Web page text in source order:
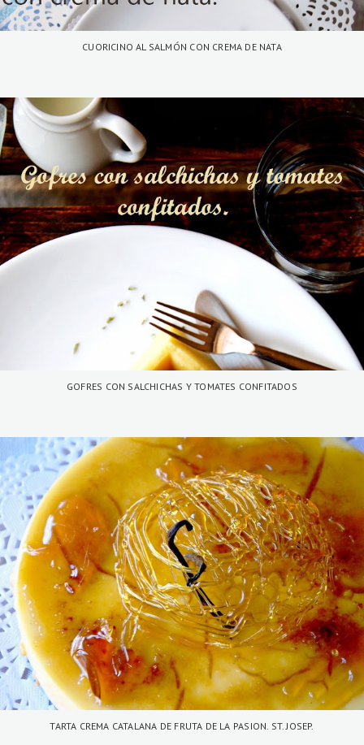
CUORICINO AL SALMÓN CON CREMA DE NATA
GOFRES CON SALCHICHAS Y TOMATES CONFITADOS
TARTA CREMA CATALANA DE FRUTA DE LA PASION. ST. JOSEP.